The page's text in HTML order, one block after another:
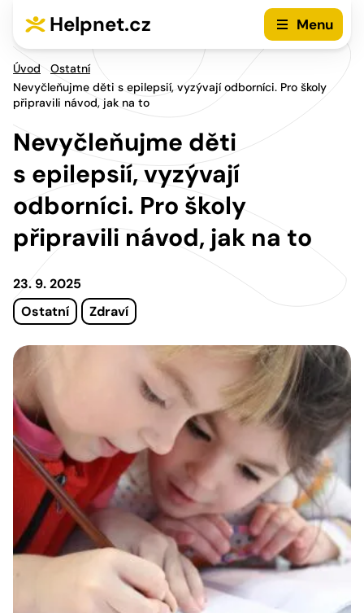
Helpnet.cz Menu
Úvod
Ostatní
Nevyčleňujme děti s epilepsií, vyzývají odborníci. Pro školy
připravili návod, jak na to
Nevyčleňujme děti
s epilepsií, vyzývají
odborníci. Pro školy
připravili návod, jak na to
23. 9. 2025
Ostatní
Zdraví